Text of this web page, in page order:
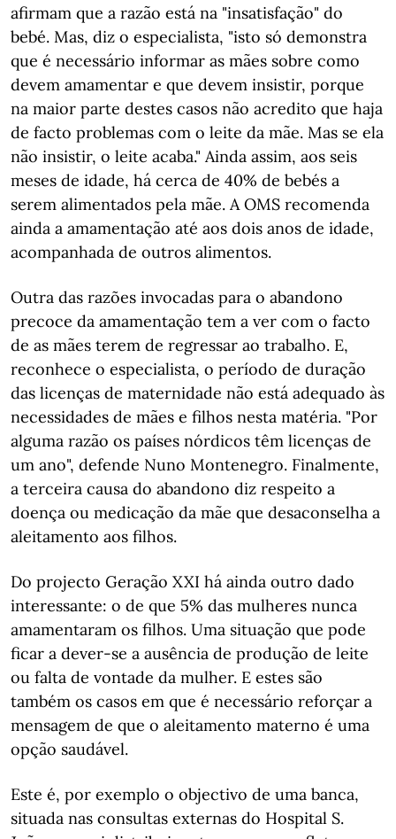
afirmam que a razão está na "insatisfação" do
bebé. Mas, diz o especialista, "isto só demonstra
que é necessário informar as mães sobre como
devem amamentar e que devem insistir, porque
na maior parte destes casos não acredito que haja
de facto problemas com o leite da mãe. Mas se ela
não insistir, o leite acaba." Ainda assim, aos seis
meses de idade, há cerca de 40% de bebés a
serem alimentados pela mãe. A OMS recomenda
ainda a amamentação até aos dois anos de idade,
acompanhada de outros alimentos.
Outra das razões invocadas para o abandono
precoce da amamentação tem a ver com o facto
de as mães terem de regressar ao trabalho. E,
reconhece o especialista, o período de duração
das licenças de maternidade não está adequado às
necessidades de mães e filhos nesta matéria. "Por
alguma razão os países nórdicos têm licenças de
um ano", defende Nuno Montenegro. Finalmente,
a terceira causa do abandono diz respeito a
doença ou medicação da mãe que desaconselha a
aleitamento aos filhos.
Do projecto Geração XXI há ainda outro dado
interessante: o de que 5% das mulheres nunca
amamentaram os filhos. Uma situação que pode
ficar a dever-se a ausência de produção de leite
ou falta de vontade da mulher. E estes são
também os casos em que é necessário reforçar a
mensagem de que o aleitamento materno é uma
opção saudável.
Este é, por exemplo o objectivo de uma banca,
situada nas consultas externas do Hospital S.